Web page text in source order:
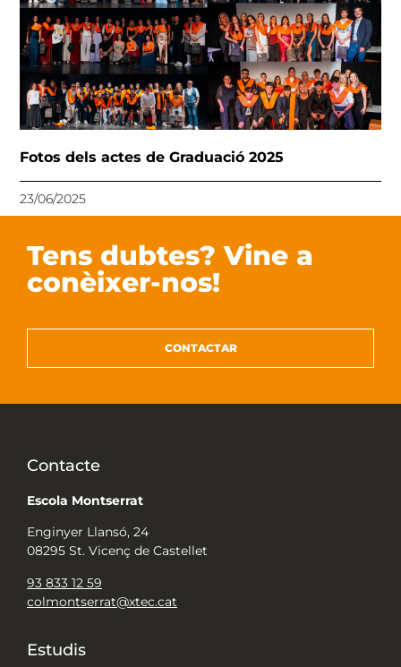
Fotos dels actes de Graduació 2025
23/06/2025
Tens dubtes? Vine a
conèixer-nos!
CONTACTAR
Contacte
Escola Montserrat
Enginyer Llansó, 24
08295 St. Vicenç de Castellet
93 833 12 59
colmontserrat@xtec.cat
Estudis